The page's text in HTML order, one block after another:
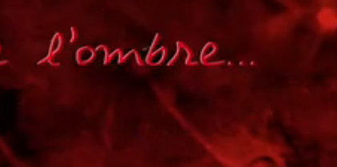
AVANT QUE
GREENBOX
– FRANCE
Ère · Avant que l'ombre...